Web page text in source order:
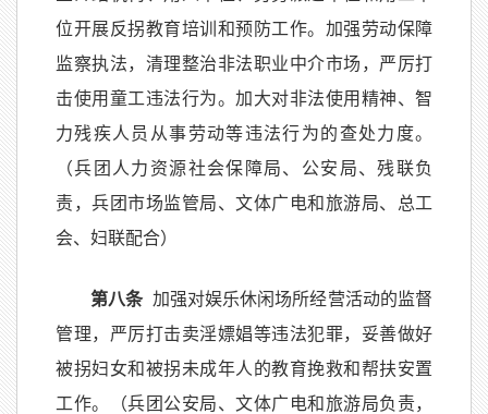
位开展反拐教育培训和预防工作。加强劳动保障
监察执法，清理整治非法职业中介市场，严厉打
击使用童工违法行为。加大对非法使用精神、智
力残疾人员从事劳动等违法行为的查处力度。
（兵团人力资源社会保障局、公安局、残联负
责，兵团市场监管局、文体广电和旅游局、总工
会、妇联配合）
第八条 加强对娱乐休闲场所经营活动的监督
管理，严厉打击卖淫嫖娼等违法犯罪，妥善做好
被拐妇女和被拐未成年人的教育挽救和帮扶安置
工作。（兵团公安局、文体广电和旅游局负责，